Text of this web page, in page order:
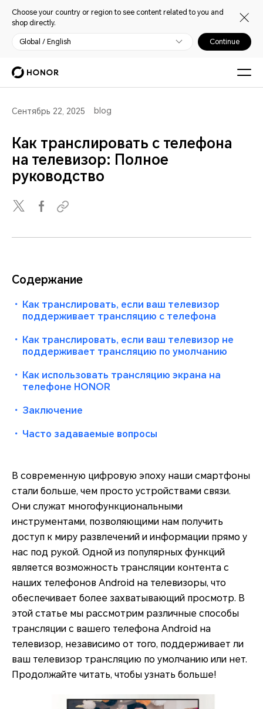
Choose your country or region to see content related to you and
shop directly.
Global / English Continue
Сентябрь 22, 2025 blog
Как транслировать с телефона
на телевизор: Полное
руководство
Содержание
・ Как транслировать, если ваш телевизор
поддерживает трансляцию с телефона
・ Как транслировать, если ваш телевизор не
поддерживает трансляцию по умолчанию
・ Как использовать трансляцию экрана на
телефоне HONOR
・ Заключение
・ Часто задаваемые вопросы
В современную цифровую эпоху наши смартфоны
стали больше, чем просто устройствами связи.
Они служат многофункциональными
инструментами, позволяющими нам получить
доступ к миру развлечений и информации прямо у
нас под рукой. Одной из популярных функций
является возможность трансляции контента с
наших телефонов Android на телевизоры, что
обеспечивает более захватывающий просмотр. В
этой статье мы рассмотрим различные способы
трансляции с вашего телефона Android на
телевизор, независимо от того, поддерживает ли
ваш телевизор трансляцию по умолчанию или нет.
Продолжайте читать, чтобы узнать больше!